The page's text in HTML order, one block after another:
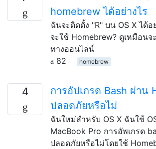
homebrew ได้อย่างไร
ฉันจะติดตั้ง "R" บน OS X ได้อ
จะใช้ Homebrew? ดูเหมือน
ทางออนไลน์
82
homebrew
4
การอัปเกรด Bash ผ่าน
ปลอดภัยหรือไม่
ฉันใหม่สำหรับ OS X ฉันใช้
MacBook Pro การอัพเกรด
ปลอดภัยหรือไม่โดยใช้